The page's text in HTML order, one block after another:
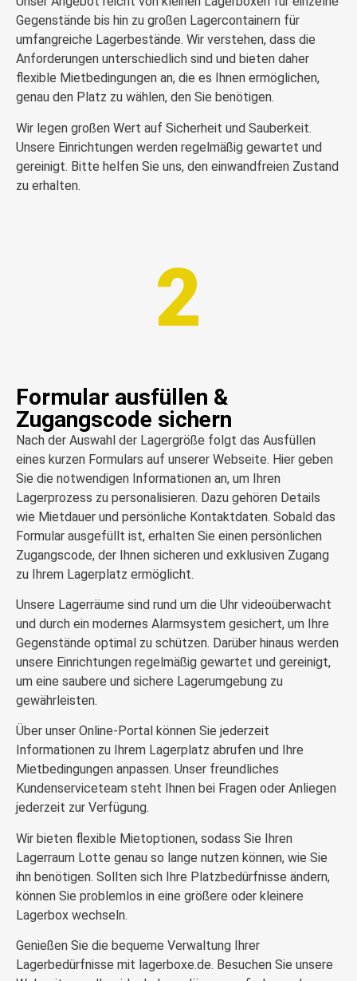
Gegenstände bis hin zu großen Lagercontainern für
umfangreiche Lagerbestände. Wir verstehen, dass die
Anforderungen unterschiedlich sind und bieten daher
flexible Mietbedingungen an, die es Ihnen ermöglichen,
genau den Platz zu wählen, den Sie benötigen.
Wir legen großen Wert auf Sicherheit und Sauberkeit.
Unsere Einrichtungen werden regelmäßig gewartet und
gereinigt. Bitte helfen Sie uns, den einwandfreien Zustand
zu erhalten.
2
Formular ausfüllen &
Zugangscode sichern
Nach der Auswahl der Lagergröße folgt das Ausfüllen
eines kurzen Formulars auf unserer Webseite. Hier geben
Sie die notwendigen Informationen an, um Ihren
Lagerprozess zu personalisieren. Dazu gehören Details
wie Mietdauer und persönliche Kontaktdaten. Sobald das
Formular ausgefüllt ist, erhalten Sie einen persönlichen
Zugangscode, der Ihnen sicheren und exklusiven Zugang
zu Ihrem Lagerplatz ermöglicht.
Unsere Lagerräume sind rund um die Uhr videoüberwacht
und durch ein modernes Alarmsystem gesichert, um Ihre
Gegenstände optimal zu schützen. Darüber hinaus werden
unsere Einrichtungen regelmäßig gewartet und gereinigt,
um eine saubere und sichere Lagerumgebung zu
gewährleisten.
Über unser Online-Portal können Sie jederzeit
Informationen zu Ihrem Lagerplatz abrufen und Ihre
Mietbedingungen anpassen. Unser freundliches
Kundenserviceteam steht Ihnen bei Fragen oder Anliegen
jederzeit zur Verfügung.
Wir bieten flexible Mietoptionen, sodass Sie Ihren
Lagerraum Lotte genau so lange nutzen können, wie Sie
ihn benötigen. Sollten sich Ihre Platzbedürfnisse ändern,
können Sie problemlos in eine größere oder kleinere
Lagerbox wechseln.
Genießen Sie die bequeme Verwaltung Ihrer
Lagerbedürfnisse mit lagerboxe.de. Besuchen Sie unsere